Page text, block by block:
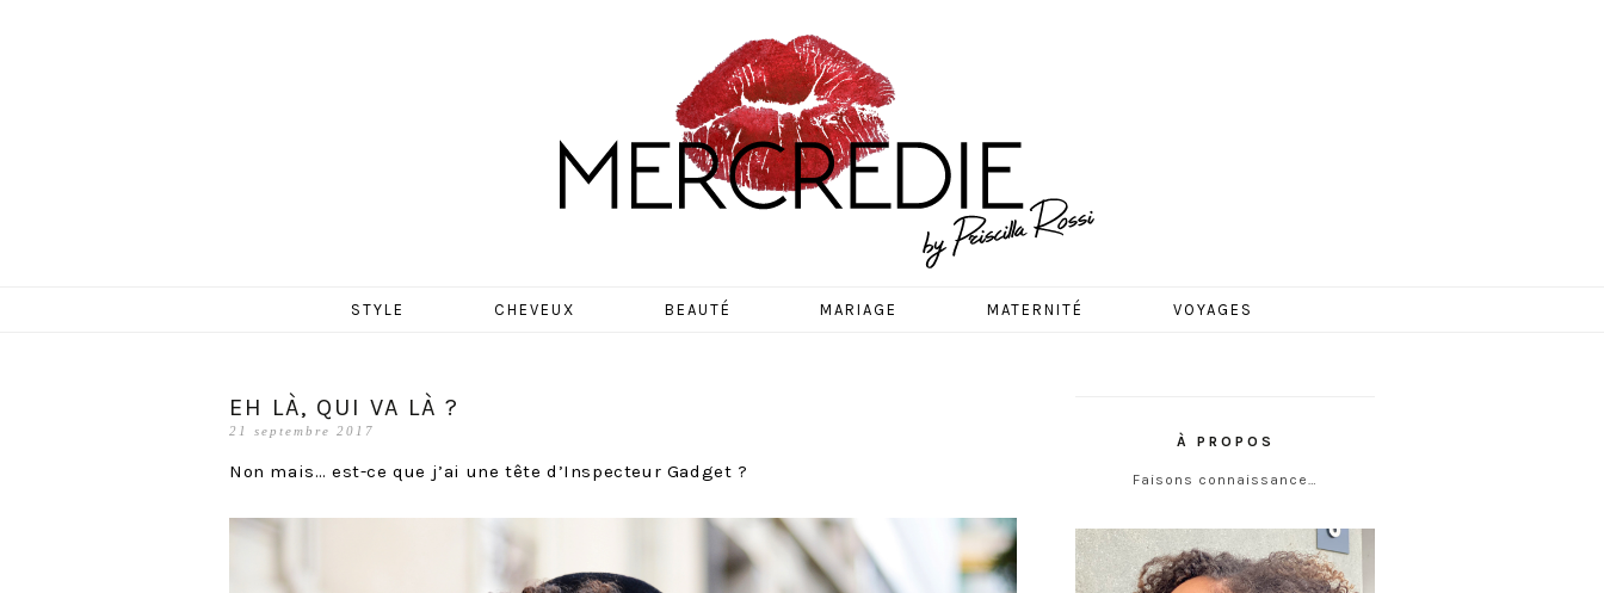
MERCREDIE
STYLE CHEVEUX BEAUTÉ MARIAGE MATERNITÉ VOYAGES
EH LÀ, QUI VA LÀ ?
21 septembre 2017
Non mais… est-ce que j’ai une tête d’Inspecteur Gadget ?
À PROPOS
Faisons connaissance…